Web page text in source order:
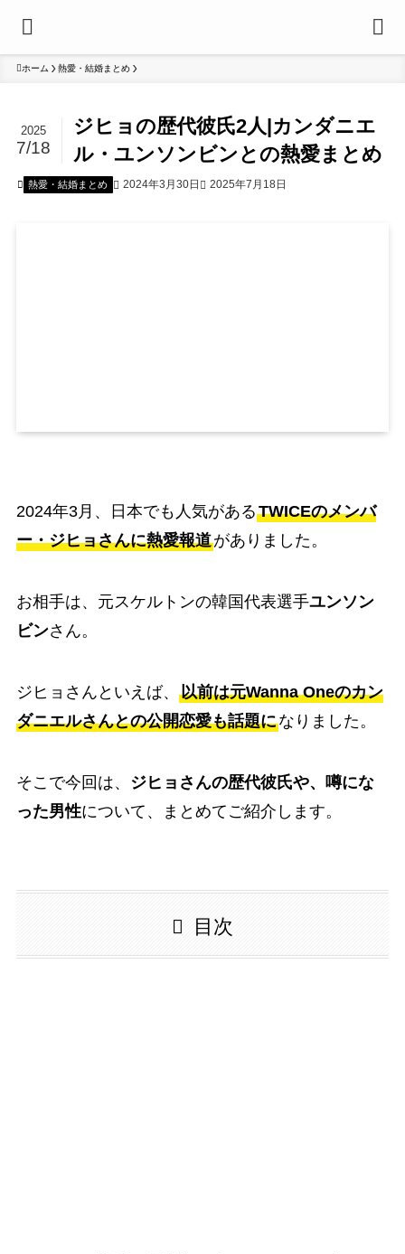
ホーム 熱愛・結婚まとめ
ジヒョの歴代彼氏2人|カンダニエ
ル・ユンソンビンとの熱愛まとめ
2025
7/18
熱愛・結婚まとめ 2024年3月30日 2025年7月18日
2024年3月、日本でも人気があるTWICEのメンバ
ー・ジヒョさんに熱愛報道がありました。
お相手は、元スケルトンの韓国代表選手ユンソン
ビンさん。
ジヒョさんといえば、 以前は元Wanna Oneのカン
ダニエルさんとの公開恋愛も話題になりました。
そこで今回は、
ジヒョさんの歴代彼氏や、噂にな
った男性について、まとめてご紹介します。
目次